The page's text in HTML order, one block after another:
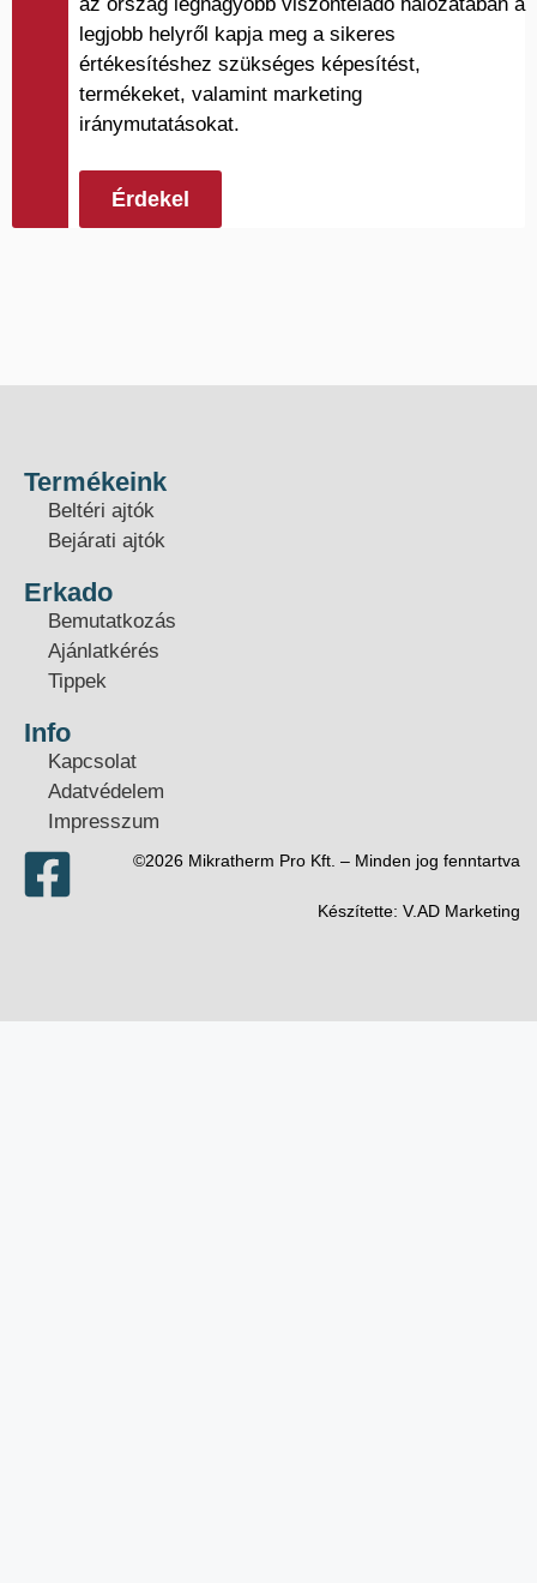
az ország legnagyobb viszonteladó hálózatában a
legjobb helyről kapja meg a sikeres
értékesítéshez szükséges képesítést,
termékeket, valamint marketing
iránymutatásokat.
Érdekel
Termékeink
Beltéri ajtók
Bejárati ajtók
Erkado
Bemutatkozás
Ajánlatkérés
Tippek
Info
Kapcsolat
Adatvédelem
Impresszum
©2026 Mikratherm Pro Kft. – Minden jog fenntartva​
Készítette: V.AD Marketing